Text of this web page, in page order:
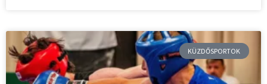
KÜZDŐSPORTOK